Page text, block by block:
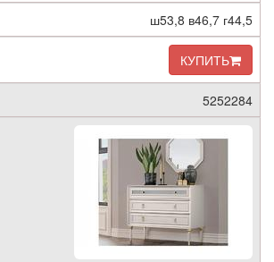
ш53,8 в46,7 г44,5
КУПИТЬ
5252284